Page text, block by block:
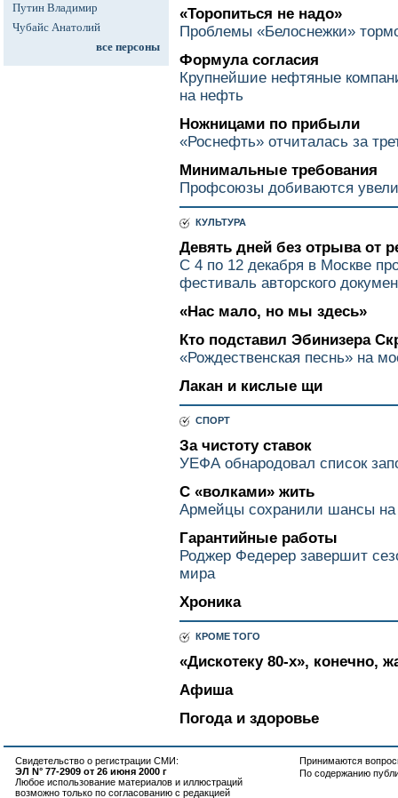
Путин Владимир
Чубайс Анатолий
все персоны
«Торопиться не надо»
Проблемы «Белоснежки»
Формула согласия
Крупнейшие нефтяные
на нефть
Ножницами по прибыли
«Роснефть» отчиталась за
Минимальные требования
Профсоюзы добиваются
КУЛЬТУРА
Девять дней без отрыва от
С 4 по 12 декабря в Москве
фестиваль авторского
«Нас мало, но мы здесь»
Кто подставил Эбинизера
«Рождественская песнь» на
Лакан и кислые щи
СПОРТ
За чистоту ставок
УЕФА обнародовал список
С «волками» жить
Армейцы сохранили шансы
Гарантийные работы
Роджер Федерер завершит
мира
Хроника
КРОМЕ ТОГО
«Дискотеку 80-х», конечно,
Афиша
Погода и здоровье
Свидетельство о регистрации СМИ:
ЭЛ N° 77-2909 от 26 июня 2000 г
Любое использование материалов и иллюстраций
возможно только по согласованию с редакцией
Принимаются
По содержанию